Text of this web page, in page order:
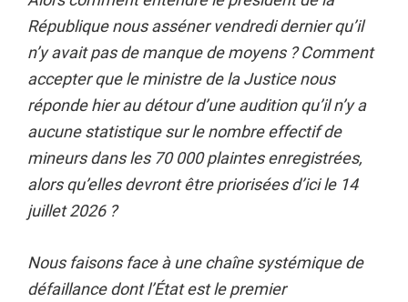
République nous asséner vendredi dernier qu’il
n’y avait pas de manque de moyens ? Comment
accepter que le ministre de la Justice nous
réponde hier au détour d’une audition qu’il n’y a
aucune statistique sur le nombre effectif de
mineurs dans les 70 000 plaintes enregistrées,
alors qu’elles devront être priorisées d’ici le 14
juillet 2026 ?
Nous faisons face à une chaîne systémique de
défaillance dont l’État est le premier